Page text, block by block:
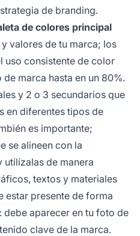
de branding.
de colores principal
valores de tu marca; los
uso consistente de color
marca hasta en un 80%.
y 2 o 3 secundarios que
en diferentes tipos de
es importante;
se alineen con la
utilízalas de manera
textos y materiales
estar presente de forma
debe aparecer en tu foto de
clave de la marca.